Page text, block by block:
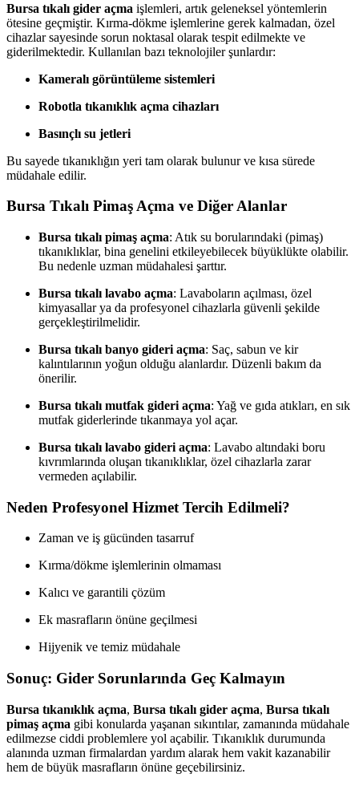
Bursa tıkalı gider açma işlemleri, artık geleneksel yöntemlerin
ötesine geçmiştir. Kırma-dökme işlemlerine gerek kalmadan, özel
cihazlar sayesinde sorun noktasal olarak tespit edilmekte ve
giderilmektedir. Kullanılan bazı teknolojiler şunlardır:
Kameralı görüntüleme sistemleri
Robotla tıkanıklık açma cihazları
Basınçlı su jetleri
Bu sayede tıkanıklığın yeri tam olarak bulunur ve kısa sürede
müdahale edilir.
Bursa Tıkalı Pimaş Açma ve Diğer Alanlar
Bursa tıkalı pimaş açma: Atık su borularındaki (pimaş)
tıkanıklıklar, bina genelini etkileyebilecek büyüklükte olabilir.
Bu nedenle uzman müdahalesi şarttır.
Bursa tıkalı lavabo açma: Lavaboların açılması, özel
kimyasallar ya da profesyonel cihazlarla güvenli şekilde
gerçekleştirilmelidir.
Bursa tıkalı banyo gideri açma: Saç, sabun ve kir
kalıntılarının yoğun olduğu alanlardır. Düzenli bakım da
önerilir.
Bursa tıkalı mutfak gideri açma: Yağ ve gıda atıkları, en sık
mutfak giderlerinde tıkanmaya yol açar.
Bursa tıkalı lavabo gideri açma: Lavabo altındaki boru
kıvrımlarında oluşan tıkanıklıklar, özel cihazlarla zarar
vermeden açılabilir.
Neden Profesyonel Hizmet Tercih Edilmeli?
Zaman ve iş gücünden tasarruf
Kırma/dökme işlemlerinin olmaması
Kalıcı ve garantili çözüm
Ek masrafların önüne geçilmesi
Hijyenik ve temiz müdahale
Sonuç: Gider Sorunlarında Geç Kalmayın
Bursa tıkanıklık açma, Bursa tıkalı gider açma, Bursa tıkalı
pimaş açma gibi konularda yaşanan sıkıntılar, zamanında müdahale
edilmezse ciddi problemlere yol açabilir. Tıkanıklık durumunda
alanında uzman firmalardan yardım alarak hem vakit kazanabilir
hem de büyük masrafların önüne geçebilirsiniz.